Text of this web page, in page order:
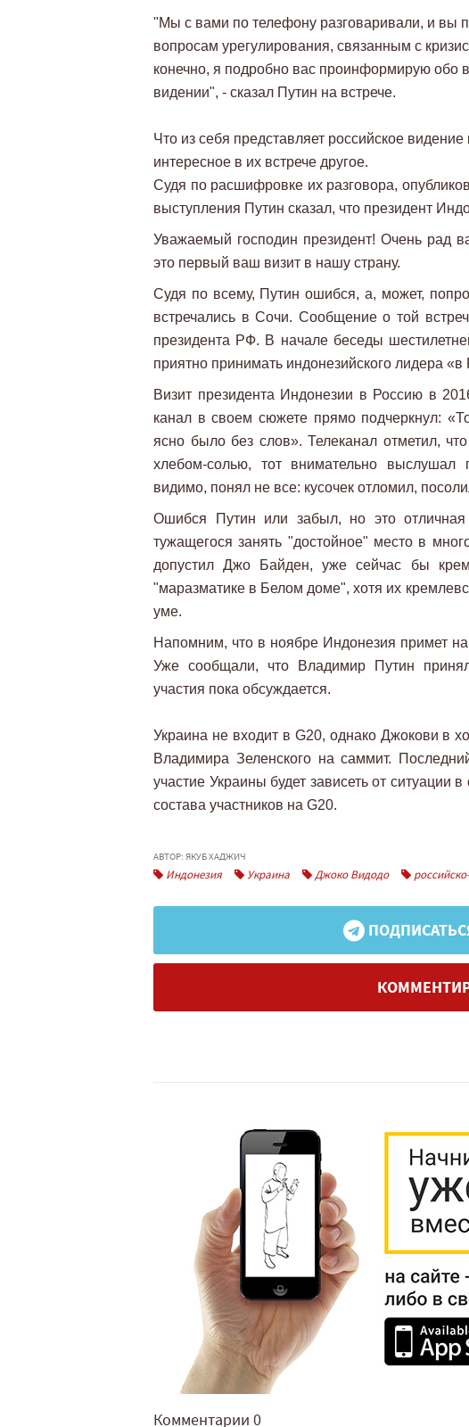
"Мы с вами по телефону разговаривали, и вы
вопросам урегулирования, связанным с
конечно, я подробно вас проинформирую обо
видении", - сказал Путин на встрече.
Что из себя представляет российское
интересное в их встрече другое.
Судя по расшифровке их разговора,
выступления Путин сказал, что президент
Уважаемый господин президент! Очень рад
это первый ваш визит в нашу страну.
Судя по всему, Путин ошибся, а, может,
встречались в Сочи. Сообщение о той
президента РФ. В начале беседы
приятно принимать индонезийского лидера
Визит президента Индонезии в Россию в
канал в своем сюжете прямо подчеркнул:
ясно было без слов». Телеканал отметил,
хлебом-солью, тот внимательно выслушал
видимо, понял не все: кусочек отломил,
Ошибся Путин или забыл, но это
тужащегося занять "достойное" место в
допустил Джо Байден, уже сейчас бы
"маразматике в Белом доме", хотя их
уме.
Напомним, что в ноябре Индонезия примет
Уже сообщали, что Владимир Путин
участия пока обсуждается.
Украина не входит в G20, однако Джокови в
Владимира Зеленского на саммит.
участие Украины будет зависеть от ситуации
состава участников на G20.
АВТОР: ЯКУБ ХАДЖИЧ
Индонезия Украина Джоко Видодо
Комментарии 0